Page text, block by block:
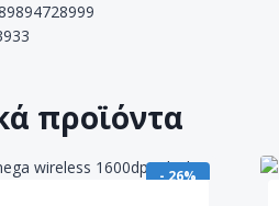
προϊόντα
- 26%